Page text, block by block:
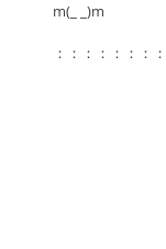
m(_ _)m
：：：：：：：